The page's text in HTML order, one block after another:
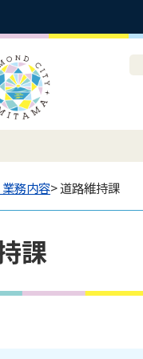
務内容> 道路維持課
課